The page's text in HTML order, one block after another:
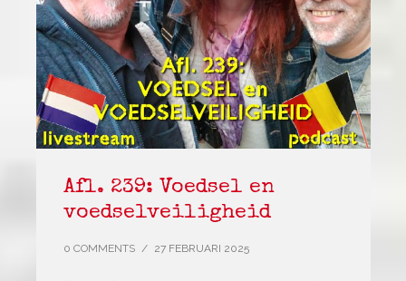
Afl. 239: Voedsel en
voedselveiligheid
0 COMMENTS / 27 FEBRUARI 2025